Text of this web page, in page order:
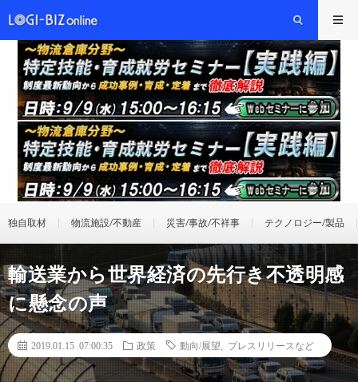
独自取材 物流施設/不動産 災害/事故/不祥事 テクノロジー/製品
輸送業から世界経済の先行き不透明感
に懸念の声
2019.01.15 07:00:35 政策 動向/展望 プレスリリースなど